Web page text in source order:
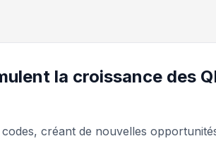
la croissance des
créant de nouvelles